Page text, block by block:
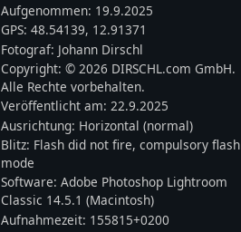
Aufgenommen: 19.9.2025
GPS:48.54139, 12.91371
Fotograf: Johann Dirschl
Copyright:© 2026 DIRSCHL.com GmbH.
Alle Rechte vorbehalten.
Veröffentlicht am:22.9.2025
Ausrichtung: Horizontal (normal)
Blitz: Flash did not fire, compulsory flash
mode
Software:Adobe Photoshop Lightroom
Classic 14.5.1 (Macintosh)
Aufnahmezeit: 155815+0200